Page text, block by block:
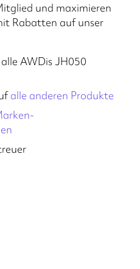
und maximieren
Rabatten auf unser
AWDis JH050
alle anderen Produkte